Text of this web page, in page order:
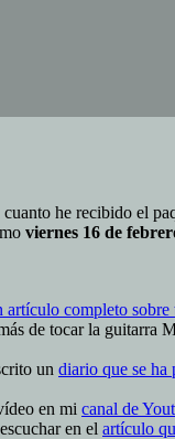
he recibido el
viernes 16 de
completo sobre
de tocar la
un diario que se ha
en mi canal de
en el artículo